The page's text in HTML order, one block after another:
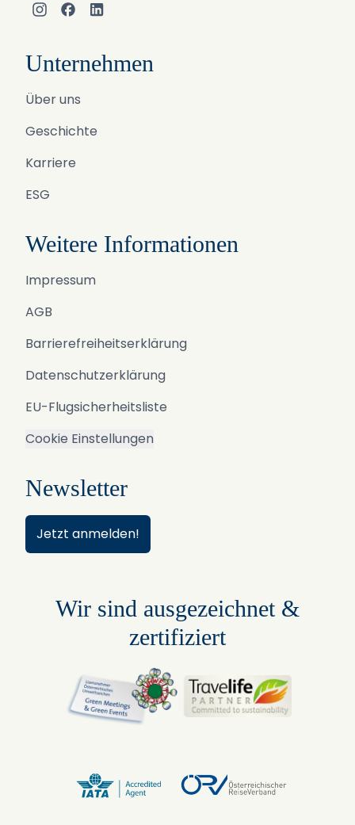
Instagram
Facebook
LinkedIn
Unternehmen
Über uns
Geschichte
Karriere
ESG
Weitere Informationen
Impressum
AGB
Barrierefreiheitserklärung
Datenschutzerklärung
EU-Flugsicherheitsliste
Cookie Einstellungen
Newsletter
Jetzt anmelden!
Wir sind ausgezeichnet &
zertifiziert